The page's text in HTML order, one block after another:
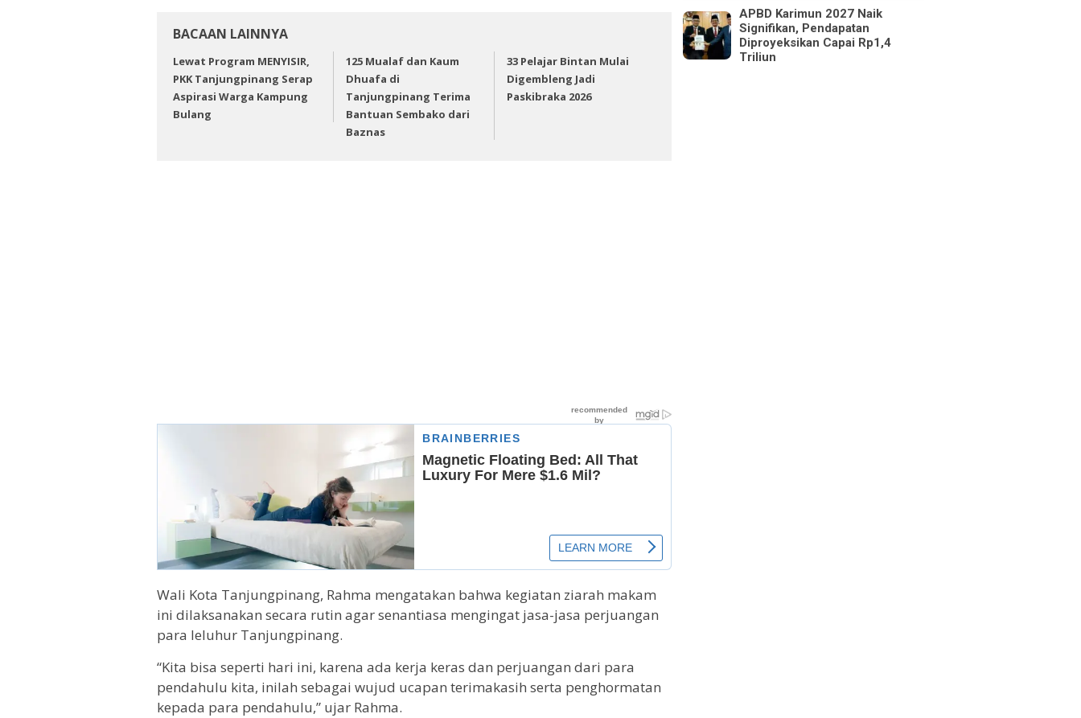
BACAAN LAINNYA
Lewat Program MENYISIR,
PKK Tanjungpinang Serap
Aspirasi Warga Kampung
Bulang
125 Mualaf dan Kaum
Dhuafa di
Tanjungpinang Terima
Bantuan Sembako dari
Baznas
33 Pelajar Bintan Mulai
Digembleng Jadi
Paskibraka 2026
Wali Kota Tanjungpinang, Rahma mengatakan bahwa kegiatan ziarah makam
ini dilaksanakan secara rutin agar senantiasa mengingat jasa-jasa perjuangan
para leluhur Tanjungpinang.
“Kita bisa seperti hari ini, karena ada kerja keras dan perjuangan dari para
pendahulu kita, inilah sebagai wujud ucapan terimakasih serta penghormatan
kepada para pendahulu,” ujar Rahma.
APBD Karimun 2027 Naik
Signifikan, Pendapatan
Diproyeksikan Capai Rp1,4
Triliun